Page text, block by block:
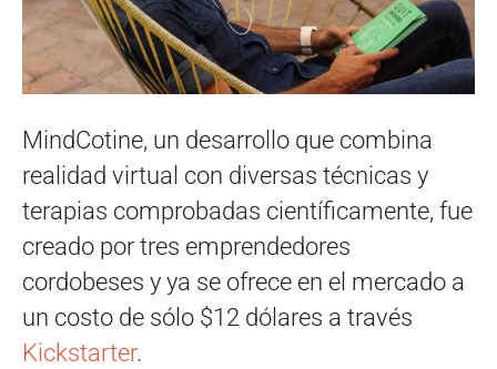
MindCotine, un desarrollo que combina
realidad virtual con diversas técnicas y
terapias comprobadas científicamente, fue
creado por tres emprendedores
cordobeses y ya se ofrece en el mercado a
un costo de sólo $12 dólares a través
Kickstarter.